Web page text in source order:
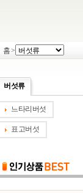
홈>
버섯류
느타리버섯
표고버섯